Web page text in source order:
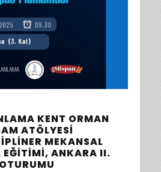
KENT ORMAN
ATÖLYESI
MEKANSAL
EĞITIMI, ANKARA II.
OTURUMU